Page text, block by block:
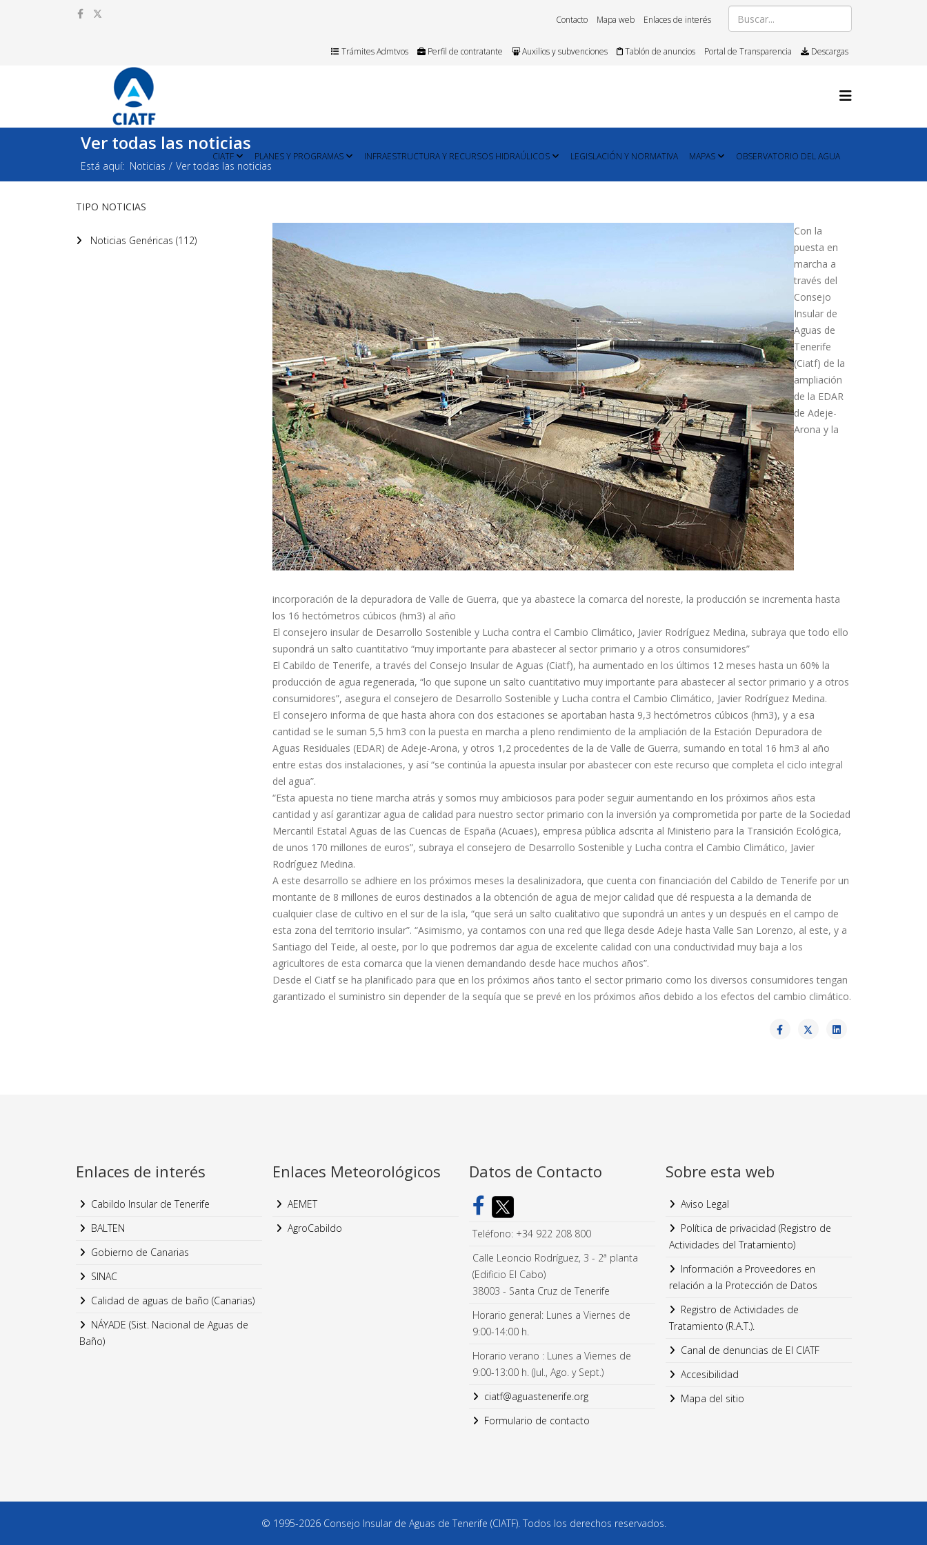
Contacto Mapa web Enlaces de interés
Trámites Admtvos Perfil de contratante Auxilios y subvenciones Tablón de anuncios Portal de Transparencia Descargas
CIATF PLANES Y PROGRAMAS INFRAESTRUCTURA Y RECURSOS HIDRAÚLICOS LEGISLACIÓN Y NORMATIVA MAPAS OBSERVATORIO DEL AGUA
Ver todas las noticias
Está aquí: Noticias Ver todas las noticias
TIPO NOTICIAS
Noticias Genéricas (112)
Con la
puesta en
marcha a
través del
Consejo
Insular de
Aguas de
Tenerife
(Ciatf) de la
ampliación
de la EDAR
de Adeje-
Arona y la
incorporación de la depuradora de Valle de Guerra, que ya abastece la comarca del noreste, la producción se incrementa hasta
los 16 hectómetros cúbicos (hm3) al año
El consejero insular de Desarrollo Sostenible y Lucha contra el Cambio Climático, Javier Rodríguez Medina, subraya que todo ello
supondrá un salto cuantitativo “muy importante para abastecer al sector primario y a otros consumidores”
El Cabildo de Tenerife, a través del Consejo Insular de Aguas (Ciatf), ha aumentado en los últimos 12 meses hasta un 60% la
producción de agua regenerada, “lo que supone un salto cuantitativo muy importante para abastecer al sector primario y a otros
consumidores”, asegura el consejero de Desarrollo Sostenible y Lucha contra el Cambio Climático, Javier Rodríguez Medina.
El consejero informa de que hasta ahora con dos estaciones se aportaban hasta 9,3 hectómetros cúbicos (hm3), y a esa
cantidad se le suman 5,5 hm3 con la puesta en marcha a pleno rendimiento de la ampliación de la Estación Depuradora de
Aguas Residuales (EDAR) de Adeje-Arona, y otros 1,2 procedentes de la de Valle de Guerra, sumando en total 16 hm3 al año
entre estas dos instalaciones, y así “se continúa la apuesta insular por abastecer con este recurso que completa el ciclo integral
del agua”.
“Esta apuesta no tiene marcha atrás y somos muy ambiciosos para poder seguir aumentando en los próximos años esta
cantidad y así garantizar agua de calidad para nuestro sector primario con la inversión ya comprometida por parte de la Sociedad
Mercantil Estatal Aguas de las Cuencas de España (Acuaes), empresa pública adscrita al Ministerio para la Transición Ecológica,
de unos 170 millones de euros”, subraya el consejero de Desarrollo Sostenible y Lucha contra el Cambio Climático, Javier
Rodríguez Medina.
A este desarrollo se adhiere en los próximos meses la desalinizadora, que cuenta con financiación del Cabildo de Tenerife por un
montante de 8 millones de euros destinados a la obtención de agua de mejor calidad que dé respuesta a la demanda de
cualquier clase de cultivo en el sur de la isla, “que será un salto cualitativo que supondrá un antes y un después en el campo de
esta zona del territorio insular”. “Asimismo, ya contamos con una red que llega desde Adeje hasta Valle San Lorenzo, al este, y a
Santiago del Teide, al oeste, por lo que podremos dar agua de excelente calidad con una conductividad muy baja a los
agricultores de esta comarca que la vienen demandando desde hace muchos años”.
Desde el Ciatf se ha planificado para que en los próximos años tanto el sector primario como los diversos consumidores tengan
garantizado el suministro sin depender de la sequía que se prevé en los próximos años debido a los efectos del cambio climático.
Enlaces de interés
Cabildo Insular de Tenerife
BALTEN
Gobierno de Canarias
SINAC
Calidad de aguas de baño (Canarias)
NÁYADE (Sist. Nacional de Aguas de
Baño)
Enlaces Meteorológicos
AEMET
AgroCabildo
Datos de Contacto
Teléfono: +34 922 208 800
Calle Leoncio Rodríguez, 3 - 2ª planta
(Edificio El Cabo)
38003 - Santa Cruz de Tenerife
Horario general: Lunes a Viernes de
9:00-14:00 h.
Horario verano : Lunes a Viernes de
9:00-13:00 h. (Jul., Ago. y Sept.)
ciatf@aguastenerife.org
Formulario de contacto
Sobre esta web
Aviso Legal
Política de privacidad (Registro de
Actividades del Tratamiento)
Información a Proveedores en
relación a la Protección de Datos
Registro de Actividades de
Tratamiento (R.A.T.).
Canal de denuncias de El CIATF
Accesibilidad
Mapa del sitio
© 1995-2026 Consejo Insular de Aguas de Tenerife (CIATF). Todos los derechos reservados.